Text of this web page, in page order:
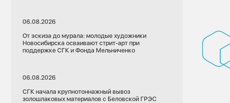
06.08.2026
От эскиза до мурала: молодые художники
Новосибирска осваивают стрит-арт при
поддержке СГК и Фонда Мельниченко
06.08.2026
СГК начала крупнотоннажный вывоз
золошлаковых материалов с Беловской ГРЭС